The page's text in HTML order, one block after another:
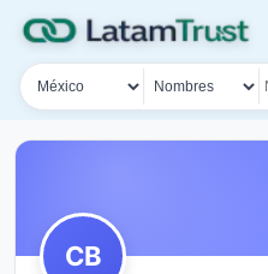
País
Tipo de búsqueda
Nombre o documento
CB